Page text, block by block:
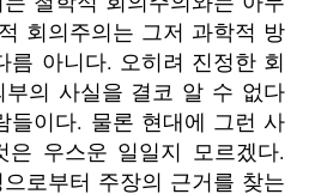
회의주의는 그저 과학적 방
름 아니다. 오히려 진정한 회
의 사실을 결코 알 수 없다
들이다. 물론 현대에 그런 사
은 우스운 일일지 모르겠다.
로부터 주장의 근거를 찾는